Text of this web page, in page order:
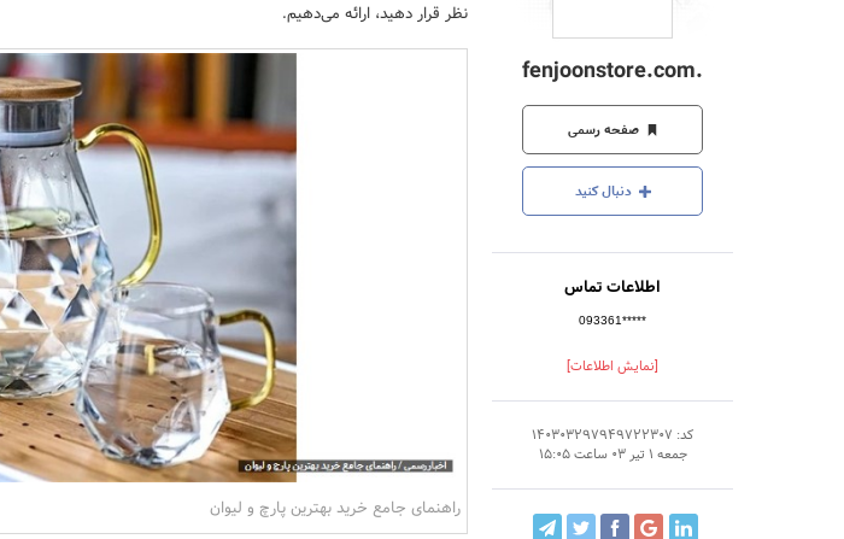
شرکت‌ها،
سازمان‌ها
و
روابط
عمومی‌ها
.fenjoonstore.com
صفحه رسمی
دنبال کنید
اطلاعات تماس
093361*****
[نمایش اطلاعات]
کد: 140303297949722307
جمعه 1 تیر 03 ساعت 15:05
نظر قرار دهید، ارائه می‌دهیم.
راهنمای جامع خرید بهترین پارچ و لیوان